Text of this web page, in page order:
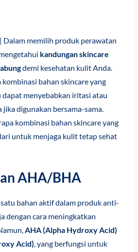
Dalam memilih produk perawatan
kandungan skincare
demi kesehatan kulit Anda.
kombinasi bahan skincare yang
menyebabkan iritasi atau
digunakan bersama-sama.
kombinasi bahan skincare yang
untuk menjaga kulit tetap sehat
AHA/BHA
bahan aktif dalam produk anti-
dengan cara meningkatkan
AHA (Alpha Hydroxy Acid)
Acid), yang berfungsi untuk